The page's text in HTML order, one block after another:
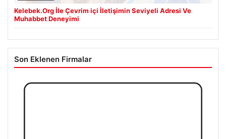
Kelebek.Org İle Çevrim içi İletişimin Seviyeli Adresi Ve
Muhabbet Deneyimi
Son Eklenen Firmalar